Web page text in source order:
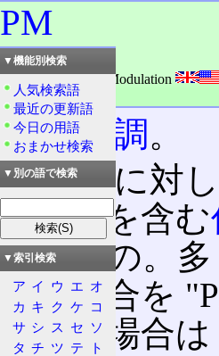
PM
読み：ピーエム
外語：PM: Phase Modulation
品詞：名詞
位相変調 。
正弦波に対
る情報を含む
せるもの。多
なう場合を
行なう場合は
▼機能別検索
人気検索語
最近の更新語
今日の用語
おまかせ検索
▼別の語で検索
▼索引検索
ア イ ウ エ オ
カ キ ク ケ コ
サ シ ス セ ソ
タ チ ツ テ
ト